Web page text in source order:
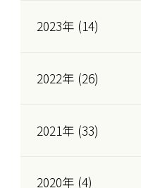
2023年 (14)
2022年 (26)
2021年 (33)
2020年 (4)